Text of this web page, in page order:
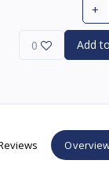
+
Add
0